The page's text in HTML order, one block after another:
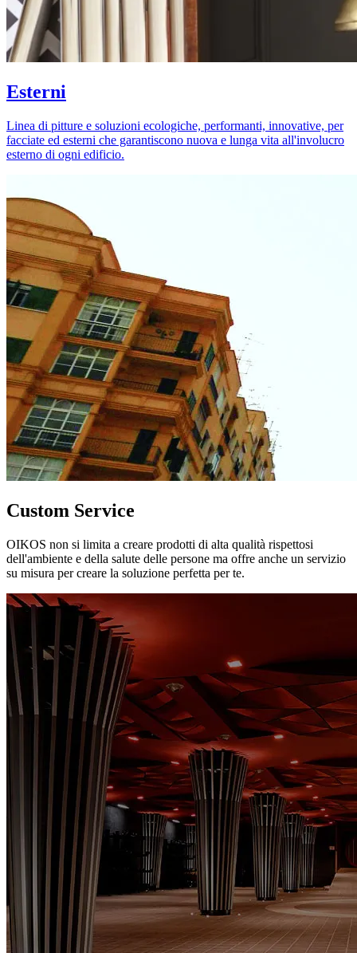
Esterni
Linea di pitture e soluzioni ecologiche, performanti, innovative, per
facciate ed esterni che garantiscono nuova e lunga vita all'involucro
esterno di ogni edificio.
Custom Service
OIKOS non si limita a creare prodotti di alta qualità rispettosi
dell'ambiente e della salute delle persone ma offre anche un servizio
su misura per creare la soluzione perfetta per te.